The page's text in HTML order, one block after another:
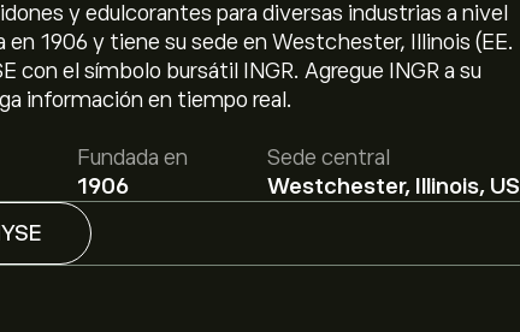
y edulcorantes para diversas industrias a nivel
1906 y tiene su sede en Westchester, Illinois (EE.
con el símbolo bursátil INGR. Agregue INGR a su
información en tiempo real.
Fundada en
1906
Sede central
Westchester, Illinois, US